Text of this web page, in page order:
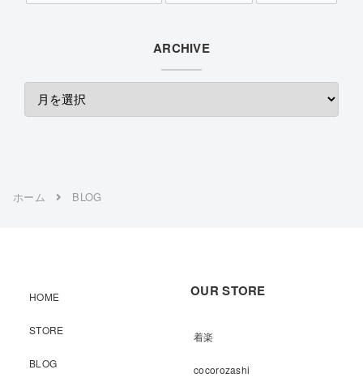
ARCHIVE
ホーム BLOG
HOME
STORE
BLOG
OUR STORE
着楽
cocorozashi